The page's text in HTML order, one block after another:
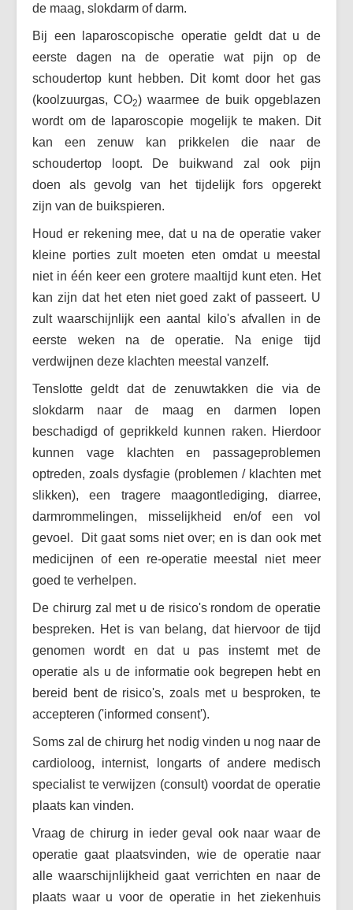
de maag, slokdarm of darm.
Bij een laparoscopische operatie geldt dat u de
eerste dagen na de operatie wat pijn op de
schoudertop kunt hebben. Dit komt door het gas
(koolzuurgas, CO2) waarmee de buik opgeblazen
wordt om de laparoscopie mogelijk te maken. Dit
kan een zenuw kan prikkelen die naar de
schoudertop loopt. De buikwand zal ook pijn
doen als gevolg van het tijdelijk fors opgerekt
zijn van de buikspieren.
Houd er rekening mee, dat u na de operatie vaker
kleine porties zult moeten eten omdat u meestal
niet in één keer een grotere maaltijd kunt eten. Het
kan zijn dat het eten niet goed zakt of passeert. U
zult waarschijnlijk een aantal kilo's afvallen in de
eerste weken na de operatie. Na enige tijd
verdwijnen deze klachten meestal vanzelf.
Tenslotte geldt dat de zenuwtakken die via de
slokdarm naar de maag en darmen lopen
beschadigd of geprikkeld kunnen raken. Hierdoor
kunnen vage klachten en passageproblemen
optreden, zoals dysfagie (problemen / klachten met
slikken), een tragere maagontlediging, diarree,
darmrommelingen, misselijkheid en/of een vol
gevoel. Dit gaat soms niet over; en is dan ook met
medicijnen of een re-operatie meestal niet meer
goed te verhelpen.
De chirurg zal met u de risico's rondom de operatie
bespreken. Het is van belang, dat hiervoor de tijd
genomen wordt en dat u pas instemt met de
operatie als u de informatie ook begrepen hebt en
bereid bent de risico's, zoals met u besproken, te
accepteren ('informed consent').
Soms zal de chirurg het nodig vinden u nog naar de
cardioloog, internist, longarts of andere medisch
specialist te verwijzen (consult) voordat de operatie
plaats kan vinden.
Vraag de chirurg in ieder geval ook naar waar de
operatie gaat plaatsvinden, wie de operatie naar
alle waarschijnlijkheid gaat verrichten en naar de
plaats waar u voor de operatie in het ziekenhuis